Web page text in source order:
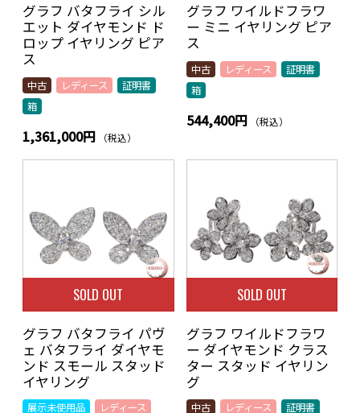
グラフ バタフライ シル
エット ダイヤモンド ド
ロップ イヤリング ピア
ス
中古 レディース
証明書
箱
1,361,000円 （税込）
グラフ ワイルドフラワ
ー ミニ イヤリング ピア
ス
中古 レディース
証明書
箱
544,400円 （税込）
SOLD OUT
グラフ バタフライ パヴ
ェ バタフライ ダイヤモ
ンド スモール スタッド
イヤリング
展示未使用品
レディース
SOLD OUT
グラフ ワイルドフラワ
ー ダイヤモンド クラス
ター スタッド イヤリン
グ
中古 レディース
証明書